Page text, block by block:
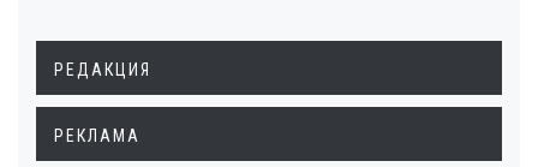
РЕДАКЦИЯ
РЕКЛАМА